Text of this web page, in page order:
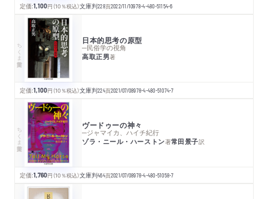
定価:1,100円 （10％税込）文庫判228頁2022/11/10978-4-480-51154-6
ちくま学芸文庫 日本的思考の原型
─民俗学の視角
高取正男著
定価:1,100円 （10％税込）文庫判224頁2021/07/08978-4-480-51074-7
ちくま学芸文庫 ヴードゥーの神々
─ジャマイカ、ハイチ紀行
ゾラ・ニール・ハーストン著常田景子訳
定価:1,760円 （10％税込）文庫判464頁2021/07/08978-4-480-51058-7